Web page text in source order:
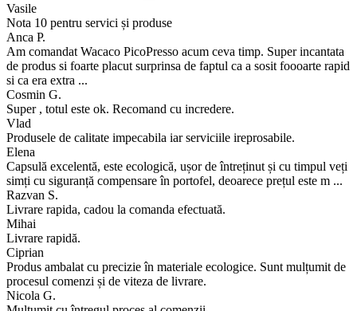
Vasile
Nota 10 pentru servici și produse
Anca P.
Am comandat Wacaco PicoPresso acum ceva timp. Super incantata
de produs si foarte placut surprinsa de faptul ca a sosit foooarte rapid
si ca era extra ...
Cosmin G.
Super , totul este ok. Recomand cu incredere.
Vlad
Produsele de calitate impecabila iar serviciile ireprosabile.
Elena
Capsulă excelentă, este ecologică, ușor de întreținut și cu timpul veți
simți cu siguranță compensare în portofel, deoarece prețul este m ...
Razvan S.
Livrare rapida, cadou la comanda efectuată.
Mihai
Livrare rapidă.
Ciprian
Produs ambalat cu precizie în materiale ecologice. Sunt mulțumit de
procesul comenzi și de viteza de livrare.
Nicola G.